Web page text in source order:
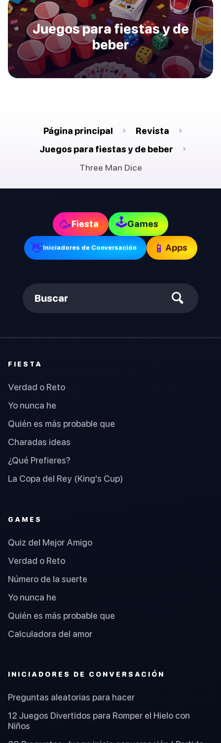
Juegos para fiestas y de
beber
Página principal
Revista
Juegos para fiestas y de beber
Three Man Dice
🥳Fiesta 🕹Games
👋Iniciadores de Conversación 📱 Apps
Buscar
FIESTA
Verdad o Reto
Yo nunca he
Quién es más probable que
Charadas ideas
¿Qué Prefieres?
La Copa del Rey (King's Cup)
GAMES
Quiz del Mejor Amigo
Verdad o Reto
Número de la suerte
Yo nunca he
Quién es más probable que
Calculadora del amor
INICIADORES DE CONVERSACIÓN
Preguntas aleatorias para hacer
12 Juegos Divertidos para Romper el Hielo con
Niños